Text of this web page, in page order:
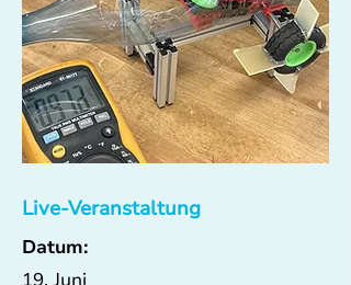
Live-Veranstaltung
Datum: